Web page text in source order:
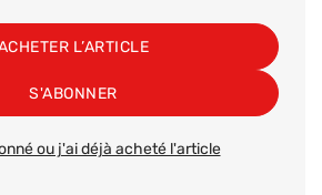
L’ARTICLE
S'ABONNER
ou j'ai déjà acheté l'article